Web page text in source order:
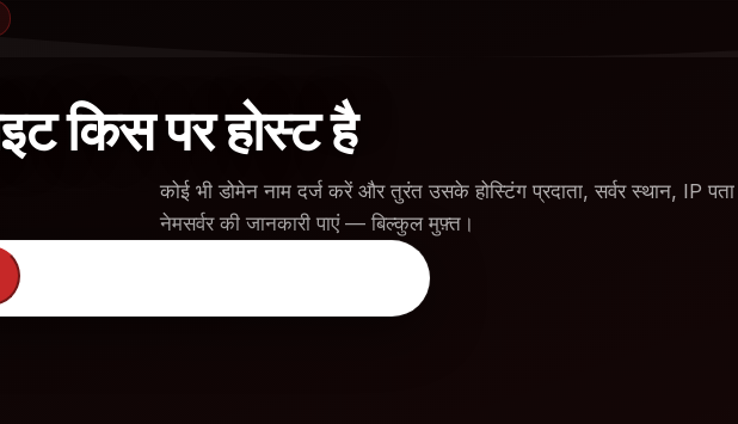
किस पर होस्ट है
कोई भी डोमेन नाम दर्ज करें और तुरंत उसके होस्टिंग प्रदाता, सर्वर स्थान, IP
नेमसर्वर की जानकारी पाएं — बिल्कुल मुफ़्त।